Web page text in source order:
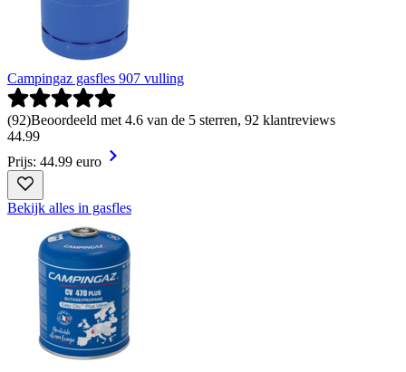
Campingaz gasfles 907 vulling
(92)Beoordeeld met 4.6 van de 5 sterren, 92 klantreviews
44.99
Prijs: 44.99 euro
Bekijk alles in gasfles